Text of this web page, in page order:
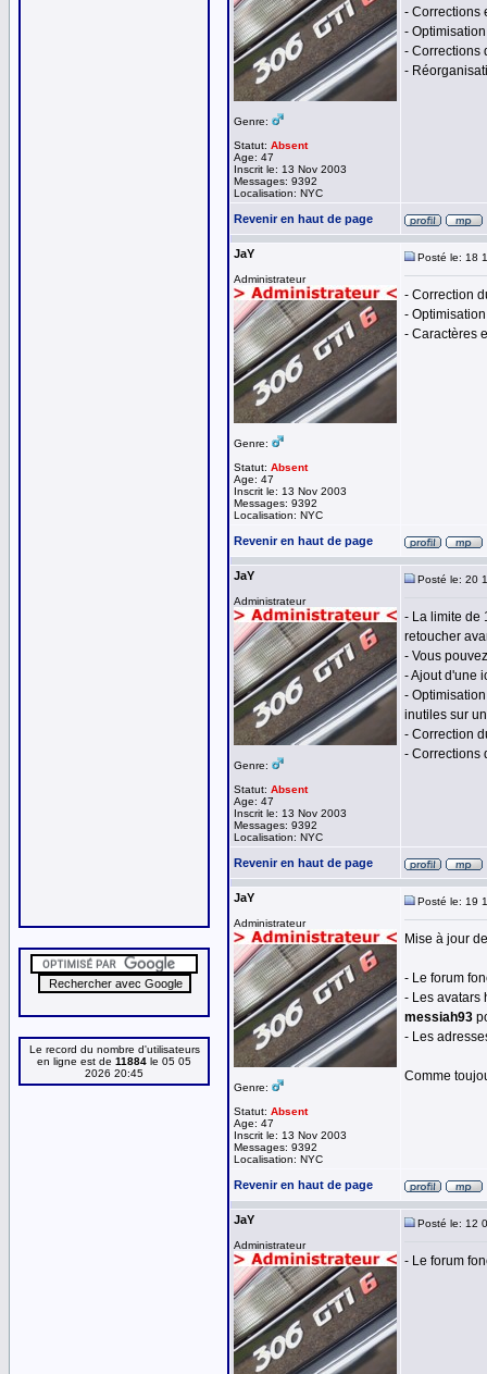
Le record du nombre d'utilisateurs
en ligne est de 11884 le 05 05
2026 20:45
Genre:
Statut: Absent
Age: 47
Inscrit le: 13 Nov 2003
Messages: 9392
Localisation: NYC
- Corrections
-
- Corrections
-
Revenir en haut de page
JaY
Administrateur
Genre:
Statut: Absent
Age: 47
Inscrit le: 13 Nov 2003
Messages: 9392
Localisation: NYC
Posté le: 18
- Correction
-
- Caractères
Revenir en haut de page
JaY
Administrateur
Genre:
Statut: Absent
Age: 47
Inscrit le: 13 Nov 2003
Messages: 9392
Localisation: NYC
Posté le: 20
- La limite de
retoucher
- Vous
- Ajout d'une
-
inutiles sur
- Correction
- Corrections
Revenir en haut de page
JaY
Administrateur
Genre:
Statut: Absent
Age: 47
Inscrit le: 13 Nov 2003
Messages: 9392
Localisation: NYC
Posté le: 19
Mise à jour
- Le forum
- Les avatars
messiah93
- Les
Comme
Revenir en haut de page
JaY
Administrateur
Posté le: 12
- Le forum